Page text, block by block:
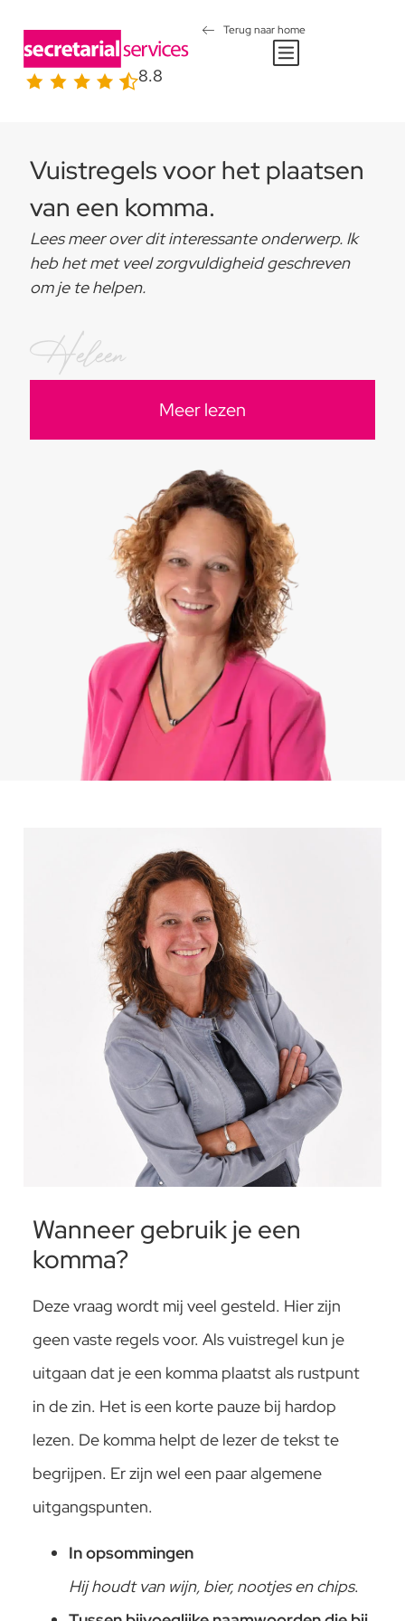
8.8
Terug naar home
Vuistregels voor het plaatsen
van een komma.
Lees meer over dit interessante onderwerp. Ik
heb het met veel zorgvuldigheid geschreven
om je te helpen.
Meer lezen
Heleen
Wanneer gebruik je een
komma?
Deze vraag wordt mij veel gesteld. Hier zijn
geen vaste regels voor. Als vuistregel kun je
uitgaan dat je een komma plaatst als rustpunt
in de zin. Het is een korte pauze bij hardop
lezen. De komma helpt de lezer de tekst te
begrijpen. Er zijn wel een paar algemene
uitgangspunten.
In opsommingen
Hij houdt van wijn, bier, nootjes en chips.